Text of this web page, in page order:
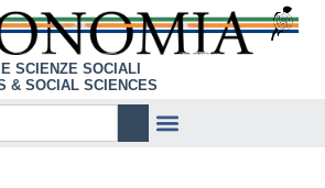
SCIENZE SOCIALI
& SOCIAL SCIENCES